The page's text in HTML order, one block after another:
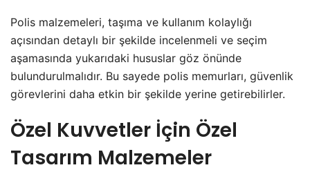
Polis malzemeleri, taşıma ve kullanım kolaylığı
açısından detaylı bir şekilde incelenmeli ve seçim
aşamasında yukarıdaki hususlar göz önünde
bulundurulmalıdır. Bu sayede polis memurları, güvenlik
görevlerini daha etkin bir şekilde yerine getirebilirler.
Özel Kuvvetler İçin Özel
Tasarım Malzemeler